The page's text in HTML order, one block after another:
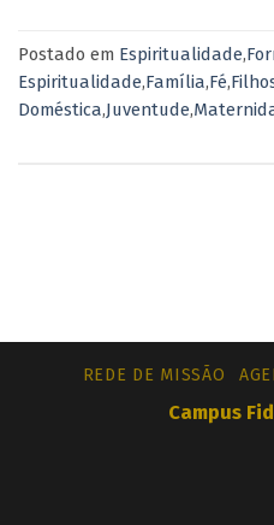
Postado em Espiritualidade,
Espiritualidade,Família,Fé,
Doméstica,Juventude,
REDE DE MISSÃO
Campus